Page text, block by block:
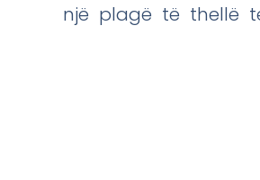
një plagë të thellë